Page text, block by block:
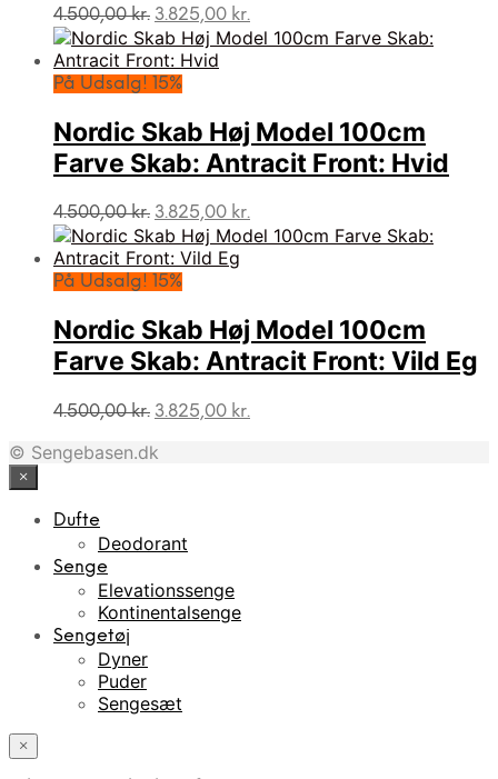
4.500,00kr. Den
oprindelige
pris
var:
3.825,00 kr.
aktuelle
På Udsalg! 15%
Nordic Skab Høj Model 100cm
Farve Skab: Antracit Front: Hvid
4.500,00kr. Den
oprindelige
pris
var:
3.825,00 kr.
aktuelle
På Udsalg! 15%
Nordic Skab Høj Model 100cm
Farve Skab: Antracit Front: Vild Eg
4.500,00kr. Den
pris
3.825,00 kr.
© Sengebasen.dk
×
Dufte
Deodorant
Senge
Elevationssenge
Kontinentalsenge
Sengetøj
Dyner
Puder
Sengesæt
×